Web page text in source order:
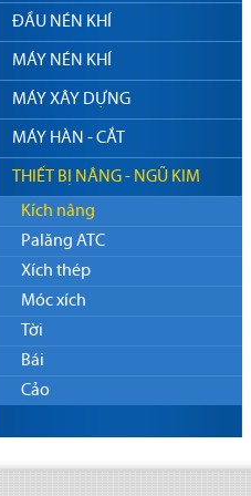
ĐẦU NÉN KHÍ
MÁY NÉN KHÍ
MÁY XÂY DỰNG
MÁY HÀN - CẮT
THIẾT BỊ NÂNG - NGŨ KIM
Kích nâng
Palăng ATC
Xích thép
Móc xích
Tời
Bái
Cảo